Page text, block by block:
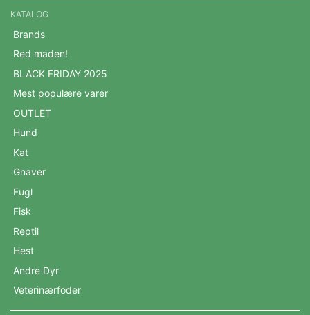
KATALOG
Brands
Red maden!
BLACK FRIDAY 2025
Mest populære varer
OUTLET
Hund
Kat
Gnaver
Fugl
Fisk
Reptil
Hest
Andre Dyr
Veterinærfoder